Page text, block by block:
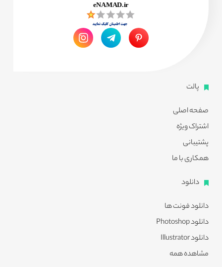
پالت
صفحه اصلی
اشتراک ویژه
پشتیبانی
همکاری با ما
دانلود
دانلود فونت ها
دانلود Photoshop
دانلود Illustrator
مشاهده همه